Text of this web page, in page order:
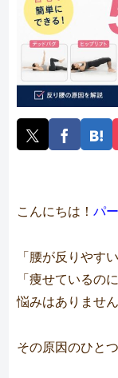
こんにちは！パ
「腰が反りやす
「痩せているの
悩みはありませ
その原因のひと